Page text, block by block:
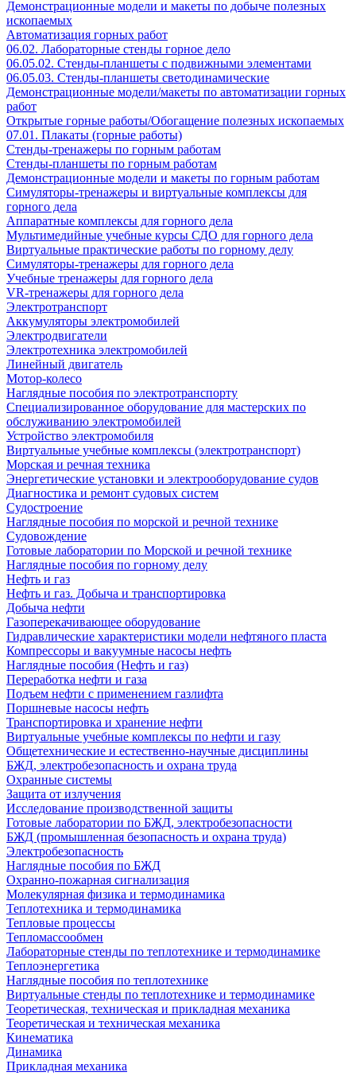
Демонстрационные модели и макеты по добыче полезных
ископаемых
Автоматизация горных работ
06.02. Лабораторные стенды горное дело
06.05.02. Стенды-планшеты с подвижными элементами
06.05.03. Стенды-планшеты светодинамические
Демонстрационные модели/макеты по автоматизации горных
работ
Открытые горные работы/Обогащение полезных ископаемых
07.01. Плакаты (горные работы)
Стенды-тренажеры по горным работам
Стенды-планшеты по горным работам
Демонстрационные модели и макеты по горным работам
Симуляторы-тренажеры и виртуальные комплексы для
горного дела
Аппаратные комплексы для горного дела
Мультимедийные учебные курсы СДО для горного дела
Виртуальные практические работы по горному делу
Симуляторы-тренажеры для горного дела
Учебные тренажеры для горного дела
VR-тренажеры для горного дела
Электротранспорт
Аккумуляторы электромобилей
Электродвигатели
Электротехника электромобилей
Линейный двигатель
Мотор-колесо
Наглядные пособия по электротранспорту
Специализированное оборудование для мастерских по
обслуживанию электромобилей
Устройство электромобиля
Виртуальные учебные комплексы (электротранспорт)
Морская и речная техника
Энергетические установки и электрооборудование судов
Диагностика и ремонт судовых систем
Судостроение
Наглядные пособия по морской и речной технике
Судовождение
Готовые лаборатории по Морской и речной технике
Наглядные пособия по горному делу
Нефть и газ
Нефть и газ. Добыча и транспортировка
Добыча нефти
Газоперекачивающее оборудование
Гидравлические характеристики модели нефтяного пласта
Компрессоры и вакуумные насосы нефть
Наглядные пособия (Нефть и газ)
Переработка нефти и газа
Подъем нефти с применением газлифта
Поршневые насосы нефть
Транспортировка и хранение нефти
Виртуальные учебные комплексы по нефти и газу
Общетехнические и естественно-научные дисциплины
БЖД, электробезопасность и охрана труда
Охранные системы
Защита от излучения
Исследование производственной защиты
Готовые лаборатории по БЖД, электробезопасности
БЖД (промышленная безопасность и охрана труда)
Электробезопасность
Наглядные пособия по БЖД
Охранно-пожарная сигнализация
Молекулярная физика и термодинамика
Теплотехника и термодинамика
Тепловые процессы
Тепломассообмен
Лабораторные стенды по теплотехнике и термодинамике
Теплоэнергетика
Наглядные пособия по теплотехнике
Виртуальные стенды по теплотехнике и термодинамике
Теоретическая, техническая и прикладная механика
Теоретическая и техническая механика
Кинематика
Динамика
Прикладная механика